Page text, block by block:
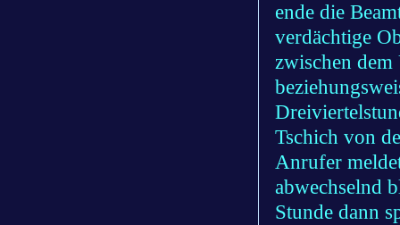
ende die
verdächtige
zwischen dem
Tschich von
Anrufer
abwechselnd
Stunde dann